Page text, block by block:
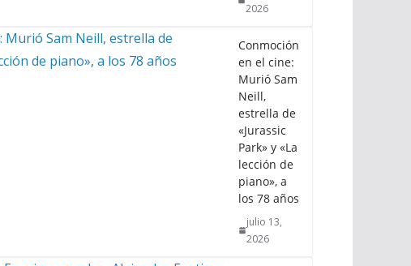
2026
Conmoción
en el cine:
Murió Sam
Neill,
estrella de
«Jurassic
Park» y «La
lección de
piano», a
los 78 años
julio 13,
2026